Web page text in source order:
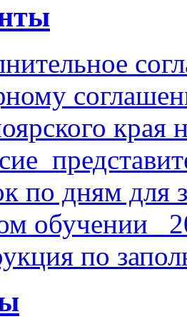
края
по дням для
обучении_
по